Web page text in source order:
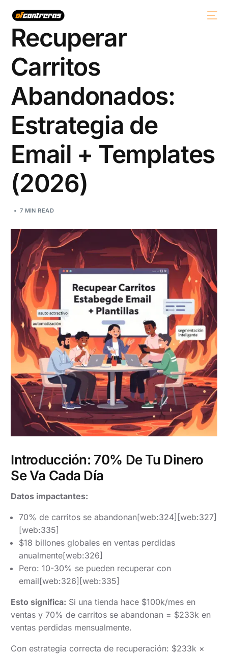
Recuperar
Carritos
Abandonados:
Estrategia de
Email + Templates
(2026)
7 MIN READ
Introducción: 70% De Tu Dinero
Se Va Cada Día
Datos impactantes:
70% de carritos se abandonan[web:324][web:327]
[web:335]
$18 billones globales en ventas perdidas
anualmente[web:326]
Pero: 10-30% se pueden recuperar con
email[web:326][web:335]
Esto significa: Si una tienda hace $100k/mes en
ventas y 70% de carritos se abandonan = $233k en
ventas perdidas mensualmente.
Con estrategia correcta de recuperación: $233k ×